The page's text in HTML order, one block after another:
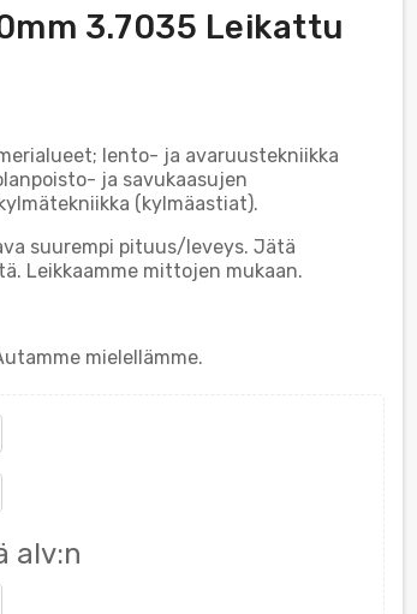
3.7035 Leikattu
lento- ja avaruustekniikka
ja savukaasujen
(kylmäastiat).
suurempi pituus/leveys. Jätä
Leikkaamme mittojen mukaan.
mielellämme.
alv:n